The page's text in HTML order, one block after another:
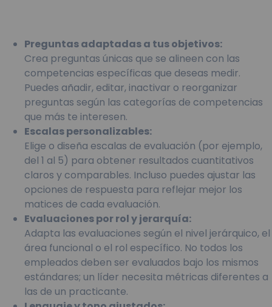
Preguntas adaptadas a tus objetivos:
Crea preguntas únicas que se alineen con las
competencias específicas que deseas medir.
Puedes añadir, editar, inactivar o reorganizar
preguntas según las categorías de competencias
que más te interesen.
Escalas personalizables:
Elige o diseña escalas de evaluación (por ejemplo,
del 1 al 5) para obtener resultados cuantitativos
claros y comparables. Incluso puedes ajustar las
opciones de respuesta para reflejar mejor los
matices de cada evaluación.
Evaluaciones por rol y jerarquía:
Adapta las evaluaciones según el nivel jerárquico, el
área funcional o el rol específico. No todos los
empleados deben ser evaluados bajo los mismos
estándares; un líder necesita métricas diferentes a
las de un practicante.